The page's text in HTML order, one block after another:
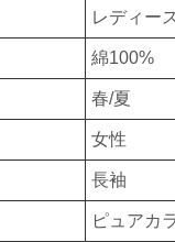
レディー
綿100%
春/夏
女性
長袖
ピュアカ